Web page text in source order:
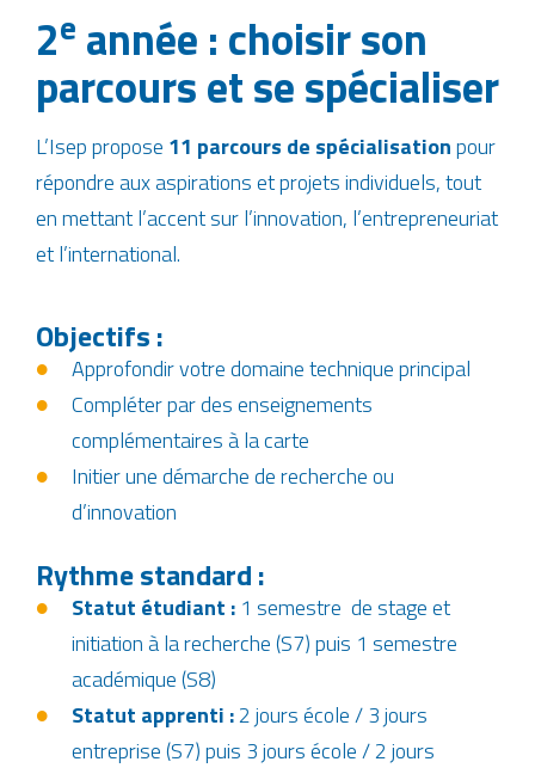
2e année : choisir son
parcours et se spécialiser
L’Isep propose 11 parcours de spécialisationpour
répondre aux aspirations et projets individuels, tout
en mettant l’accent sur l’innovation, l’entrepreneuriat
et l’international.
Objectifs :
Approfondir votre domaine technique principal
Compléter par des enseignements
complémentaires à la carte
Initier une démarche de recherche ou
d’innovation
Rythme standard :
Statut étudiant : 1 semestre de stage et
initiation à la recherche (S7) puis 1 semestre
académique (S8)
Statut apprenti :2 jours école / 3 jours
entreprise (S7) puis 3 jours école / 2 jours